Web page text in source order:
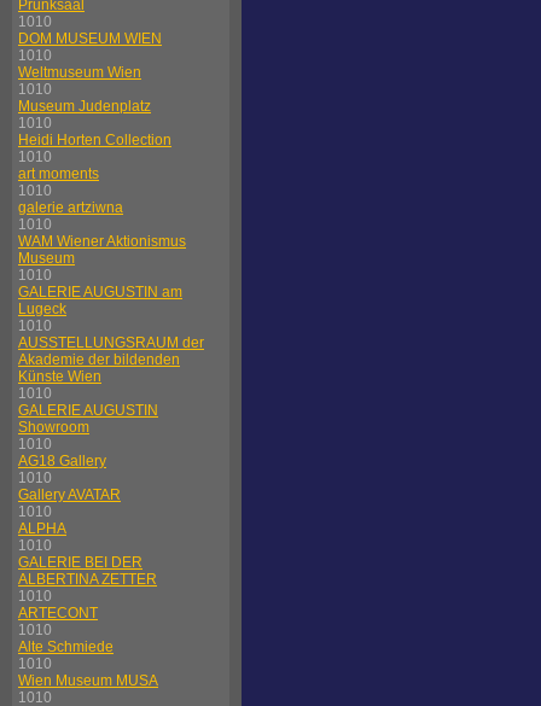
Prunksaal
1010
DOM MUSEUM WIEN
1010
Weltmuseum Wien
1010
Museum Judenplatz
1010
Heidi Horten Collection
1010
art moments
1010
galerie artziwna
1010
WAM Wiener Aktionismus
Museum
1010
GALERIE AUGUSTIN am
Lugeck
1010
AUSSTELLUNGSRAUM der
Akademie der bildenden
Künste Wien
1010
GALERIE AUGUSTIN
Showroom
1010
AG18 Gallery
1010
Gallery AVATAR
1010
ALPHA
1010
GALERIE BEI DER
ALBERTINA ZETTER
1010
ARTECONT
1010
Alte Schmiede
1010
Wien Museum MUSA
1010